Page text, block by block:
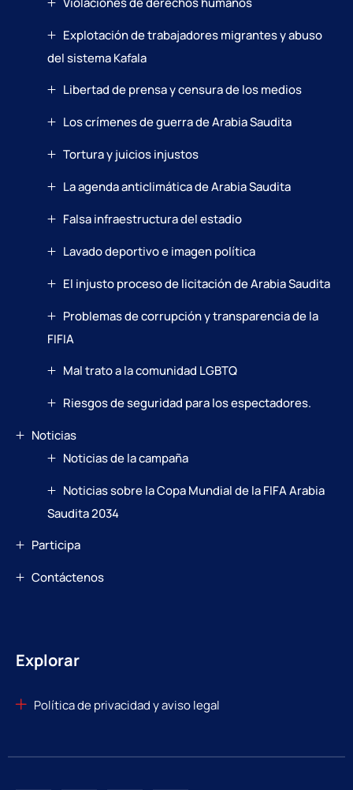
Explotación de trabajadores migrantes y abuso
del sistema Kafala
Libertad de prensa y censura de los medios
Los crímenes de guerra de Arabia Saudita
Tortura y juicios injustos
La agenda anticlimática de Arabia Saudita
Falsa infraestructura del estadio
Lavado deportivo e imagen política
El injusto proceso de licitación de Arabia Saudita
Problemas de corrupción y transparencia de la
FIFIA
Mal trato a la comunidad LGBTQ
Riesgos de seguridad para los espectadores.
Noticias
Noticias de la campaña
Noticias sobre la Copa Mundial de la FIFA Arabia
Saudita 2034
Participa
Contáctenos
Explorar
Política de privacidad y aviso legal